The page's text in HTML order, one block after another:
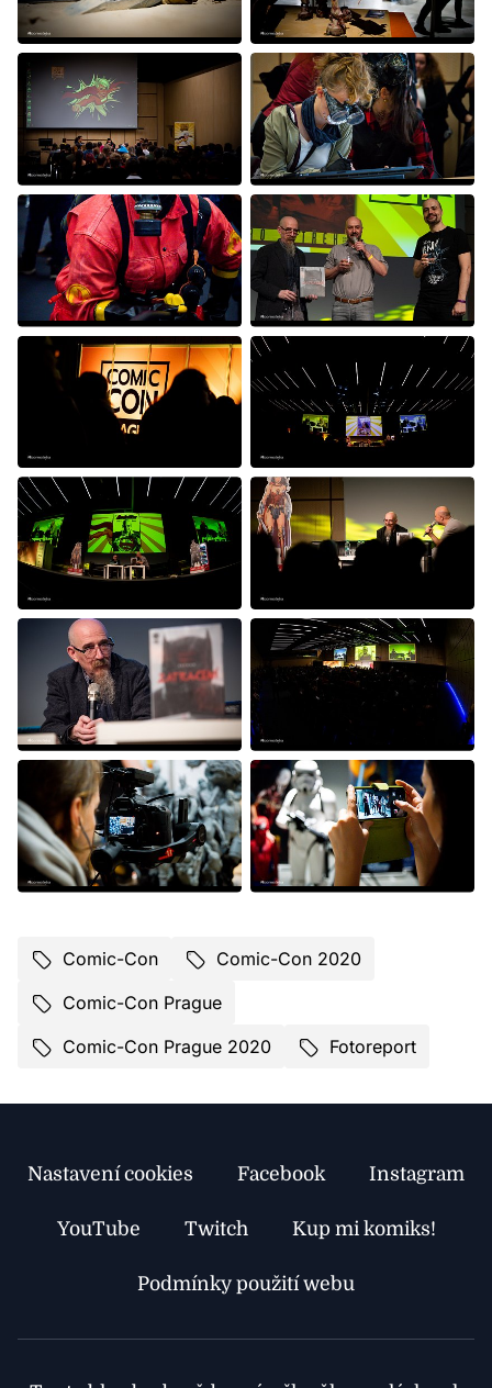
Comic-Con
Comic-Con 2020
Comic-Con Prague
Comic-Con Prague 2020
Fotoreport
Nastavení cookies Facebook Instagram
YouTube Twitch Kup mi komiks!
Podmínky použití webu